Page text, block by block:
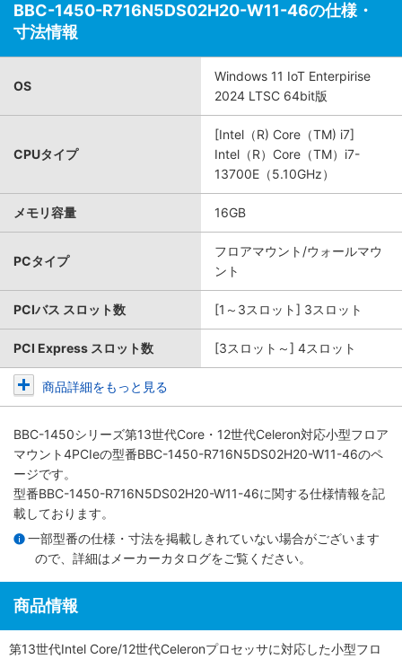
BBC-1450-R716N5DS02H20-W11-46の仕様・
寸法情報
OS
Windows 11 IoT Enterpirise
2024 LTSC 64bit版
CPUタイプ
[Intel（R) Core（TM) i7]
Intel（R）Core（TM）i7-
13700E（5.10GHz）
メモリ容量 16GB
PCタイプ
フロアマウント/ウォールマウ
ント
PCIバス スロット数 [1～3スロット] 3スロット
PCI Express スロット数 [3スロット～] 4スロット
商品詳細をもっと見る
BBC-1450シリーズ第13世代Core・12世代Celeron対応小型フロア
マウント4PCIeの型番BBC-1450-R716N5DS02H20-W11-46のペ
ージです。
型番BBC-1450-R716N5DS02H20-W11-46に関する仕様情報を記
載しております。
一部型番の仕様・寸法を掲載しきれていない場合がございます
ので、詳細は メーカーカタログをご覧ください。
商品情報
第13世代Intel Core/12世代Celeronプロセッサに対応した小型フロ